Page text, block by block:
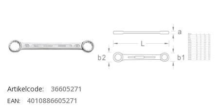
Artikelcode: 36605271
EAN: 4010886605271